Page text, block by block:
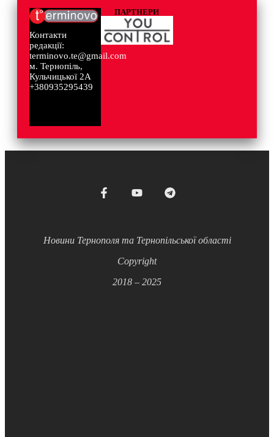
Контакти
редакції:
terminovo.te@gmail.com
м. Тернопіль,
Кульчицької 2А
+380935295439
ПАРТНЕРИ
Новини Тернополя та Тернопільської області
Copyright
2018 – 2025